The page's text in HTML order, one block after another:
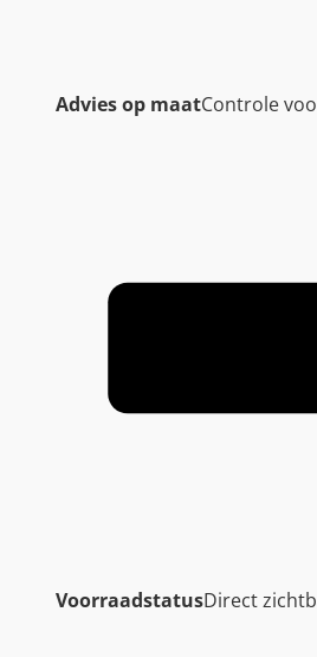
Advies op maatControle
VoorraadstatusDirect